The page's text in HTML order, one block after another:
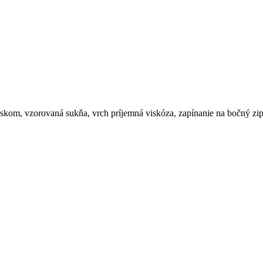
vzorovaná sukňa, vrch príjemná viskóza, zapínanie na bočný